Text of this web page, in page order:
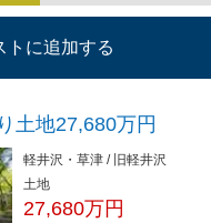
トに追加する
土地27,680万円
軽井沢・草津 / 旧軽井沢
土地
27,680万円